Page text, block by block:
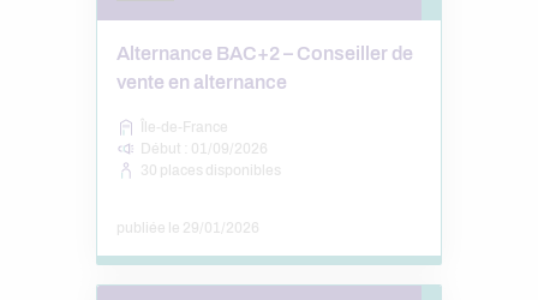
Alternance BAC+2 – Conseiller de
vente en alternance
Île-de-France
Début : 01/09/2026
30 places disponibles
publiée le 29/01/2026